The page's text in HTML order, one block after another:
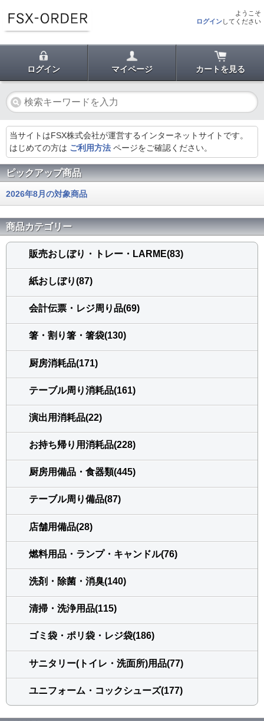
ようこそ
ログインしてください
ログイン マイページ カートを見る
当サイトはFSX株式会社が運営するインターネットサイトです。
はじめての方は ご利用方法 ページをご確認ください。
ピックアップ商品
2026年8月の対象商品
商品カテゴリー
販売おしぼり・トレー・LARME(83)
紙おしぼり(87)
会計伝票・レジ周り品(69)
箸・割り箸・箸袋(130)
厨房消耗品(171)
テーブル周り消耗品(161)
演出用消耗品(22)
お持ち帰り用消耗品(228)
厨房用備品・食器類(445)
テーブル周り備品(87)
店舗用備品(28)
燃料用品・ランプ・キャンドル(76)
洗剤・除菌・消臭(140)
清掃・洗浄用品(115)
ゴミ袋・ポリ袋・レジ袋(186)
サニタリー(トイレ・洗面所)用品(77)
ユニフォーム・コックシューズ(177)